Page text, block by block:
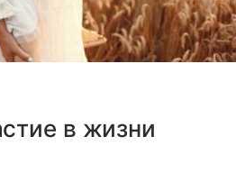
в жизни